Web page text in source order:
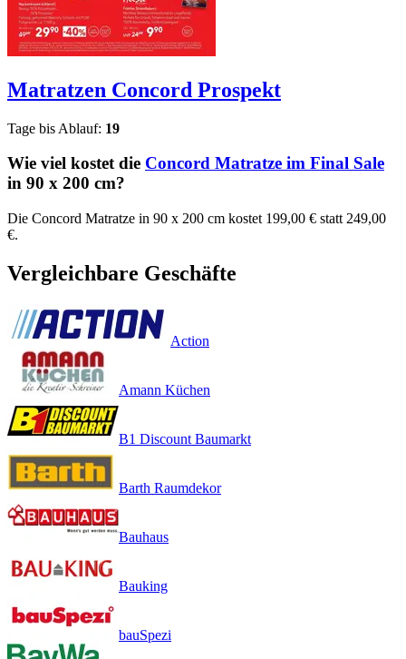
Matratzen Concord Prospekt
Tage bis Ablauf: 19
Wie viel kostet die Concord Matratze im Final Sale
in 90 x 200 cm?
Die Concord Matratze in 90 x 200 cm kostet 199,00 € statt 249,00
€.
Vergleichbare Geschäfte
Action
Amann Küchen
B1 Discount Baumarkt
Barth Raumdekor
Bauhaus
Bauking
bauSpezi